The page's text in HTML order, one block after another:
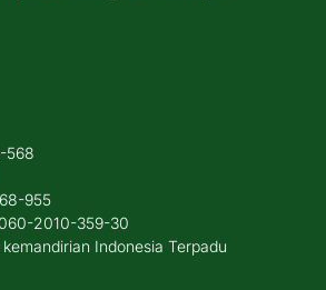
568
955
2010-359-30
Indonesia Terpadu